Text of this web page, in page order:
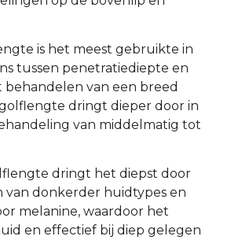
is het meest gebruikte in
tussen penetratiediepte en
behandelen van een breed
dringt dieper door in
van middelmatig tot
dringt het diepst door
van donkerder huidtypes en
melanine, waardoor het
en effectief bij diep gelegen